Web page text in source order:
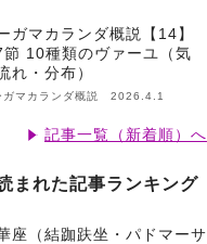
ガマカランダ概説【14】
10種類のヴァーユ（気
れ・分布）
ガマカランダ概説 2026.4.1
記事一覧（新着順）へ
まれた記事ランキング
座（結跏趺坐・パドマーサ